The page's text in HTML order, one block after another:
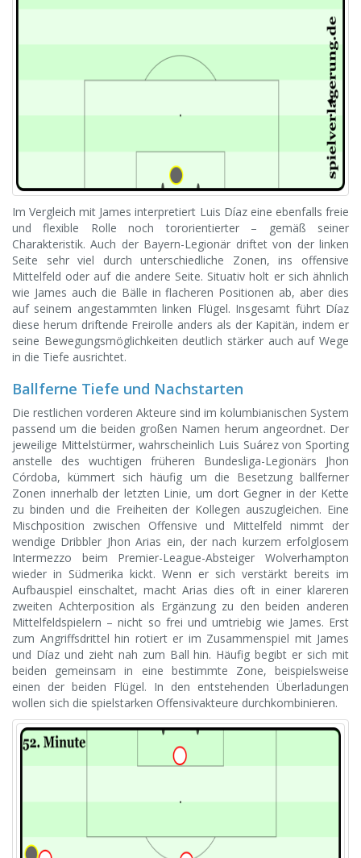
Im Vergleich mit James interpretiert Luis Díaz eine ebenfalls freie
und flexible Rolle noch tororientierter – gemäß seiner
Charakteristik. Auch der Bayern-Legionär driftet von der linken
Seite sehr viel durch unterschiedliche Zonen, ins offensive
Mittelfeld oder auf die andere Seite. Situativ holt er sich ähnlich
wie James auch die Bälle in flacheren Positionen ab, aber dies
auf seinem angestammten linken Flügel. Insgesamt führt Díaz
diese herum driftende Freirolle anders als der Kapitän, indem er
seine Bewegungsmöglichkeiten deutlich stärker auch auf Wege
in die Tiefe ausrichtet.
Ballferne Tiefe und Nachstarten
Die restlichen vorderen Akteure sind im kolumbianischen System
passend um die beiden großen Namen herum angeordnet. Der
jeweilige Mittelstürmer, wahrscheinlich Luis Suárez von Sporting
anstelle des wuchtigen früheren Bundesliga-Legionärs Jhon
Córdoba, kümmert sich häufig um die Besetzung ballferner
Zonen innerhalb der letzten Linie, um dort Gegner in der Kette
zu binden und die Freiheiten der Kollegen auszugleichen. Eine
Mischposition zwischen Offensive und Mittelfeld nimmt der
wendige Dribbler Jhon Arias ein, der nach kurzem erfolglosem
Intermezzo beim Premier-League-Absteiger Wolverhampton
wieder in Südmerika kickt. Wenn er sich verstärkt bereits im
Aufbauspiel einschaltet, macht Arias dies oft in einer klareren
zweiten Achterposition als Ergänzung zu den beiden anderen
Mittelfeldspielern – nicht so frei und umtriebig wie James. Erst
zum Angriffsdrittel hin rotiert er im Zusammenspiel mit James
und Díaz und zieht nah zum Ball hin. Häufig begibt er sich mit
beiden gemeinsam in eine bestimmte Zone, beispielsweise
einen der beiden Flügel. In den entstehenden Überladungen
wollen sich die spielstarken Offensivakteure durchkombinieren.